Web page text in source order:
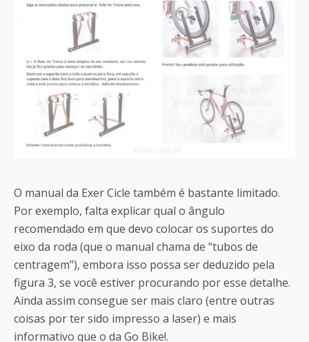
O manual da Exer Cicle também é bastante limitado.
Por exemplo, falta explicar qual o ângulo
recomendado em que devo colocar os suportes do
eixo da roda (que o manual chama de “tubos de
centragem”), embora isso possa ser deduzido pela
figura 3, se você estiver procurando por esse detalhe.
Ainda assim consegue ser mais claro (entre outras
coisas por ter sido impresso a laser) e mais
informativo que o da Go Bike!.